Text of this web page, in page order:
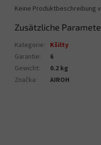
Keine Produktbeschreibung
Zusätzliche
Kategorie: Kšilty
Garantie:
6
Gewicht:
0.2 kg
Značka: AIROH